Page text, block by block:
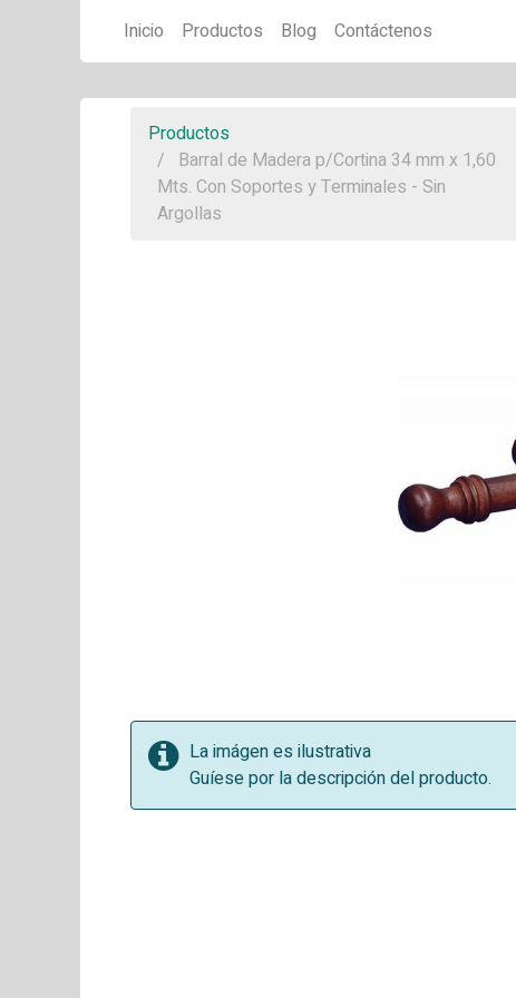
Inicio Productos Blog Contáctenos
Productos
Barral de Madera p/Cortina 34 mm x 1,60
Mts. Con Soportes y Terminales - Sin
Argollas
La imágen es ilustrativa
Guíese por la descripción del producto.